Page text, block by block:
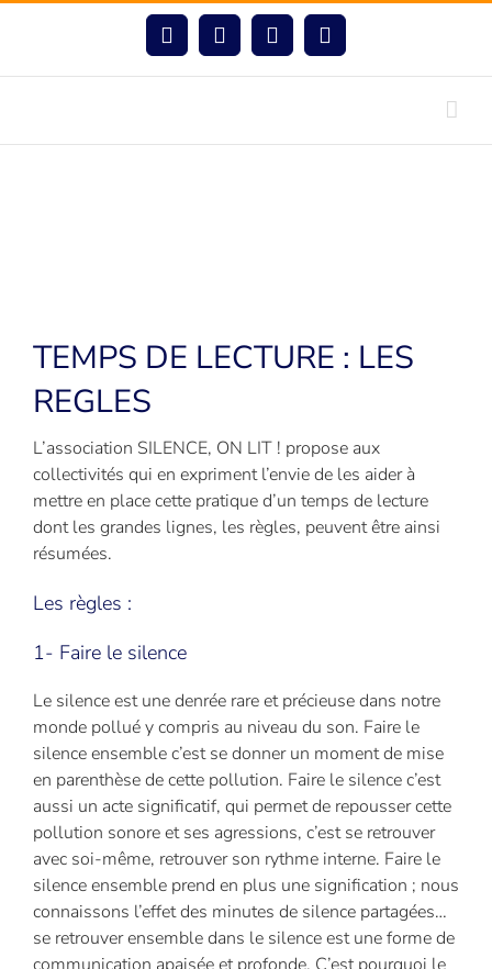
FacebookInstagramLinkedInYouTube
TEMPS DE LECTURE : LES
REGLES
L’association SILENCE, ON LIT ! propose aux
collectivités qui en expriment l’envie de les aider à
mettre en place cette pratique d’un temps de lecture
dont les grandes lignes, les règles, peuvent être ainsi
résumées.
Les règles :
1- Faire le silence
Le silence est une denrée rare et précieuse dans notre
monde pollué y compris au niveau du son. Faire le
silence ensemble c’est se donner un moment de mise
en parenthèse de cette pollution. Faire le silence c’est
aussi un acte significatif, qui permet de repousser cette
pollution sonore et ses agressions, c’est se retrouver
avec soi-même, retrouver son rythme interne. Faire le
silence ensemble prend en plus une signification ; nous
connaissons l’effet des minutes de silence partagées…
se retrouver ensemble dans le silence est une forme de